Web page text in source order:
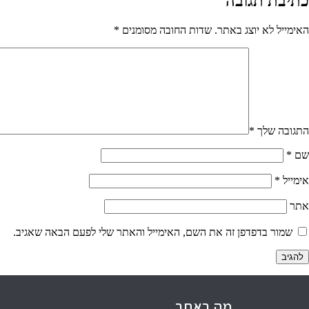
האימייל לא יוצג באתר. שדות החובה מסומנים *
התגובה שלך *
שם *
אימייל *
אתר
שמור בדפדפן זה את השם, האימייל והאתר שלי לפעם הבאה שאגיב.